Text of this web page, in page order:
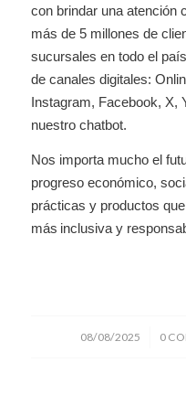
con brindar una atención
más de 5 millones de
sucursales en todo el
de canales digitales:
Instagram, Facebook, X,
nuestro chatbot.
Nos importa mucho el
progreso económico,
prácticas y productos
más inclusiva y
08/08/2025
/ 0